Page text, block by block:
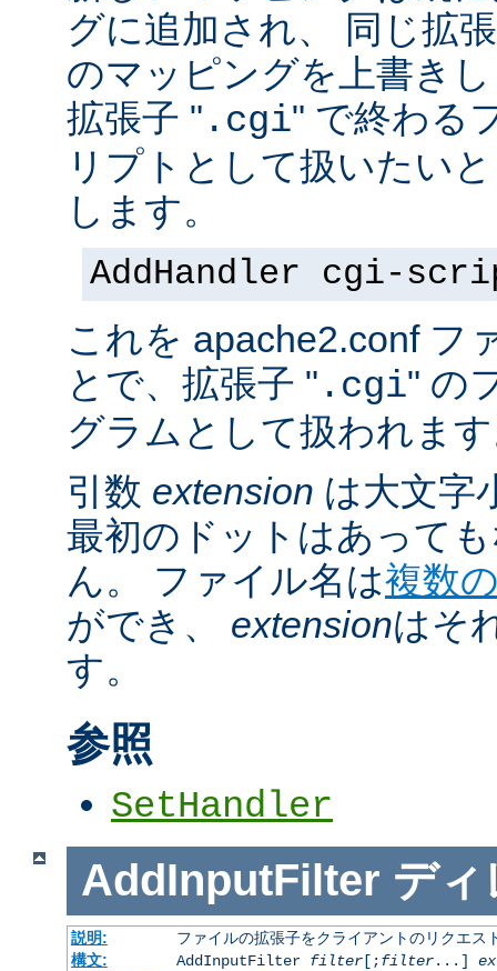
グに追加され、 同じ拡
のマッピングを上書き
拡張子 " .cgi" で終わる
リプトとして扱いたい
します。
AddHandler cgi-
これを apache2.conf フ
とで、拡張子 " .cgi" の
グラムとして扱われま
引数 extension は大文字
最初のドットはあって
ん。 ファイル名は複数
ができ、 extensionはそ
す。
参照
SetHandler
AddInputFilter ディ
説明:
ファイルの拡張子をクライアントのリクエス
構文:
AddInputFilter filter[;filter...]